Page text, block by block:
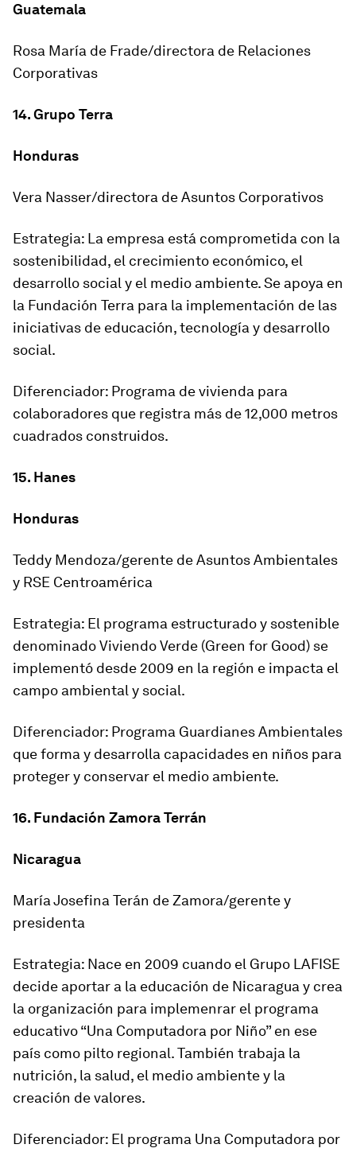
Guatemala
Rosa María de Frade/directora de Relaciones
Corporativas
14. Grupo Terra
Honduras
Vera Nasser/directora de Asuntos Corporativos
Estrategia: La empresa está comprometida con la
sostenibilidad, el crecimiento económico, el
desarrollo social y el medio ambiente. Se apoya en
la Fundación Terra para la implementación de las
iniciativas de educación, tecnología y desarrollo
social.
Diferenciador: Programa de vivienda para
colaboradores que registra más de 12,000 metros
cuadrados construidos.
15. Hanes
Honduras
Teddy Mendoza/gerente de Asuntos Ambientales
y RSE Centroamérica
Estrategia: El programa estructurado y sostenible
denominado Viviendo Verde (Green for Good) se
implementó desde 2009 en la región e impacta el
campo ambiental y social.
Diferenciador: Programa Guardianes Ambientales
que forma y desarrolla capacidades en niños para
proteger y conservar el medio ambiente.
16. Fundación Zamora Terrán
Nicaragua
María Josefina Terán de Zamora/gerente y
presidenta
Estrategia: Nace en 2009 cuando el Grupo LAFISE
decide aportar a la educación de Nicaragua y crea
la organización para implemenrar el programa
educativo “Una Computadora por Niño” en ese
país como pilto regional. También trabaja la
nutrición, la salud, el medio ambiente y la
creación de valores.
Diferenciador: El programa Una Computadora por